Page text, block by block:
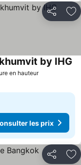
Partager
en hauteurConsulter
by IHG
les prix
Partager